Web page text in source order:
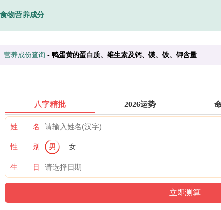
食物营养成分
营养成份查询 - 鸭蛋黄的蛋白质、维生素及钙、镁、铁、钾含量
八字精批 2026运势
姓 名
性 别 男 女
生 日